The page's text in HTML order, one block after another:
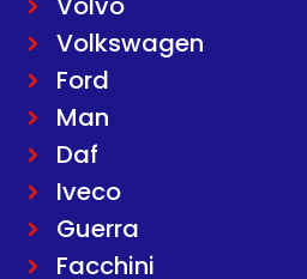
Volkswagen
Ford
Man
Daf
Iveco
Guerra
Facchini